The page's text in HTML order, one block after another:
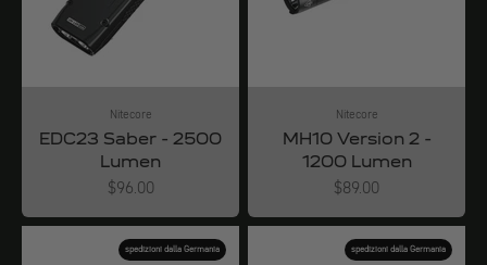
Nitecore
EDC23 Saber - 2500
Lumen
Angebot
$96.00
Nitecore
MH10 Version 2 -
1200 Lumen
Angebot
$89.00
spedizioni dalla Germania spedizioni dalla Germania